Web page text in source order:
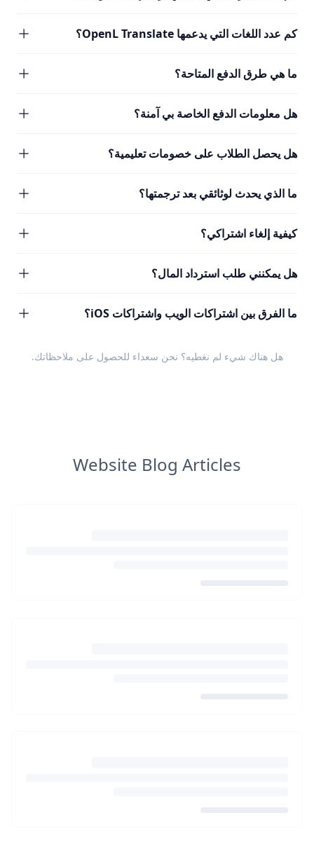
كم عدد اللغات التي يدعمها OpenL Translate؟
ما هي طرق الدفع المتاحة؟
هل معلومات الدفع الخاصة بي آمنة؟
هل يحصل الطلاب على خصومات تعليمية؟
ما الذي يحدث لوثائقي بعد ترجمتها؟
كيفية إلغاء اشتراكي؟
هل يمكنني طلب استرداد المال؟
ما الفرق بين اشتراكات الويب واشتراكات iOS؟
هل هناك شيء لم نغطيه؟ نحن سعداء للحصول على ملاحظاتك.
Website Blog Articles